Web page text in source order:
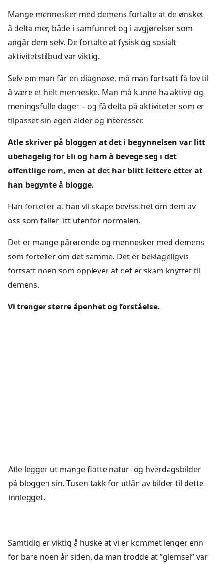
Mange mennesker med demens fortalte at de ønsket
å delta mer, både i samfunnet og i avgjørelser som
angår dem selv. De fortalte at fysisk og sosialt
aktivitetstilbud var viktig.
Selv om man får en diagnose, må man fortsatt få lov til
å være et helt menneske. Man må kunne ha aktive og
meningsfulle dager – og få delta på aktiviteter som er
tilpasset sin egen alder og interesser.
Atle skriver på bloggen at det i begynnelsen var litt
ubehagelig for Eli og ham å bevege seg i det
offentlige rom, men at det har blitt lettere etter at
han begynte å blogge.
Han forteller at han vil skape bevissthet om dem av
oss som faller litt utenfor normalen.
Det er mange pårørende og mennesker med demens
som forteller om det samme. Det er beklageligvis
fortsatt noen som opplever at det er skam knyttet til
demens.
Vi trenger større åpenhet og forståelse.
Atle legger ut mange flotte natur- og hverdagsbilder
på bloggen sin. Tusen takk for utlån av bilder til dette
innlegget.
Samtidig er viktig å huske at vi er kommet lenger enn
for bare noen år siden, da man trodde at ”glemsel” var